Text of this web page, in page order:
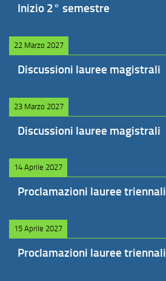
Inizio 2° semestre
22 Marzo 2027
Discussioni lauree magistrali
23 Marzo 2027
Discussioni lauree magistrali
14 Aprile 2027
Proclamazioni lauree triennali
15 Aprile 2027
Proclamazioni lauree triennali